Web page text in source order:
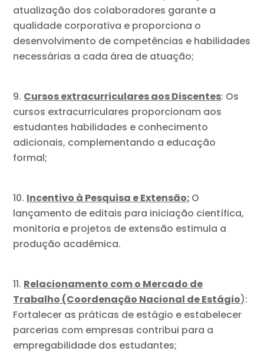
atualização dos colaboradores garante a
qualidade corporativa e proporciona o
desenvolvimento de competências e habilidades
necessárias a cada área de atuação;
Cursos extracurriculares aos Discentes: Os
cursos extracurriculares proporcionam aos
estudantes habilidades e conhecimento
adicionais, complementando a educação
formal;
Incentivo à Pesquisa e Extensão: O
lançamento de editais para iniciação científica,
monitoria e projetos de extensão estimula a
produção acadêmica.
Relacionamento com o Mercado de
Trabalho (Coordenação Nacional de Estágio):
Fortalecer as práticas de estágio e estabelecer
parcerias com empresas contribui para a
empregabilidade dos estudantes;